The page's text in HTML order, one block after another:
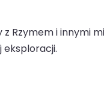
Rzymem i innymi
eksploracji.